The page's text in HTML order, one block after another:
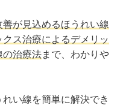
善が見込めるほうれい線
ス治療によるデメリッ
の治療法まで、わかりや
い線を簡単に解決でき